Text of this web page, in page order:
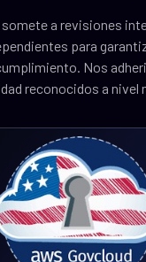
somete a revisiones
para
Nos
reconocidos a nivel